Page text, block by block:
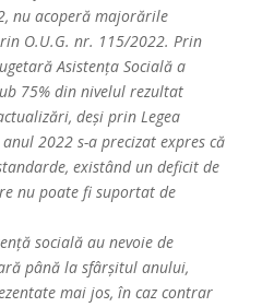
nu acoperă majorările
O.U.G. nr. 115/2022. Prin
Asistența Socială a
75% din nivelul rezultat
deși prin Legea
2022 s-a precizat expres că
existând un deficit de
nu poate fi suportat de
socială au nevoie de
până la sfârșitul anului,
mai jos, în caz contrar